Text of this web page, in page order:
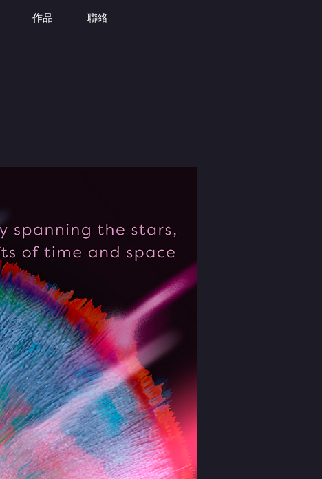
作品 聯絡